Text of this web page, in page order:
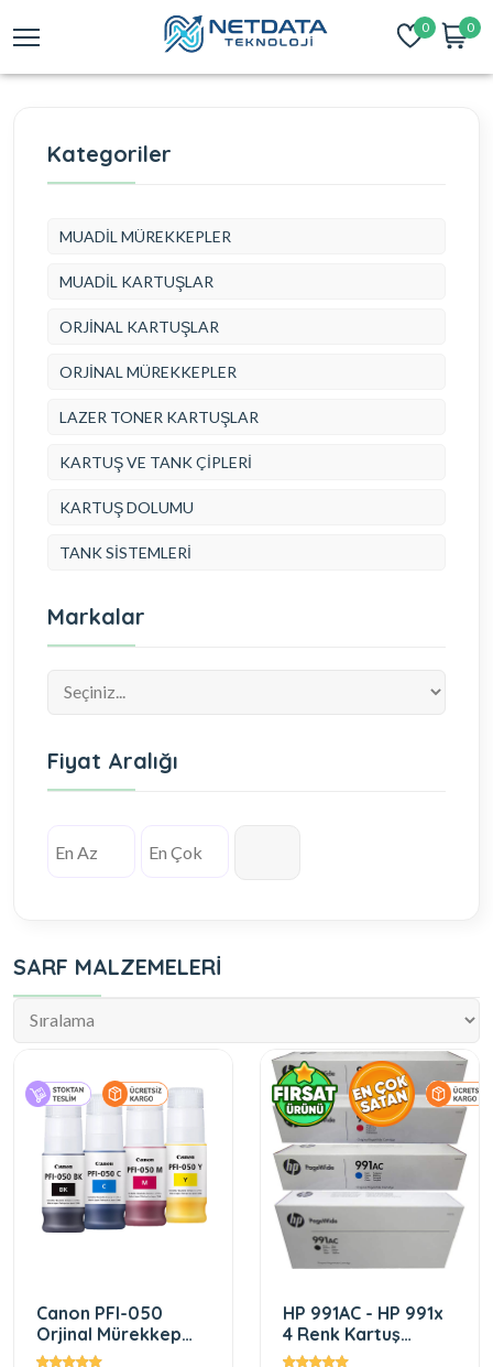
0 0
Kategoriler
MUADİL MÜREKKEPLER
MUADİL KARTUŞLAR
ORJİNAL KARTUŞLAR
ORJİNAL MÜREKKEPLER
LAZER TONER KARTUŞLAR
KARTUŞ VE TANK ÇİPLERİ
KARTUŞ DOLUMU
TANK SİSTEMLERİ
Markalar
Fiyat Aralığı
SARF MALZEMELERİ
Canon PFI-050
Orjinal Mürekkep
Seti
HP 991AC - HP 991x
4 Renk Kartuş
Dolumu